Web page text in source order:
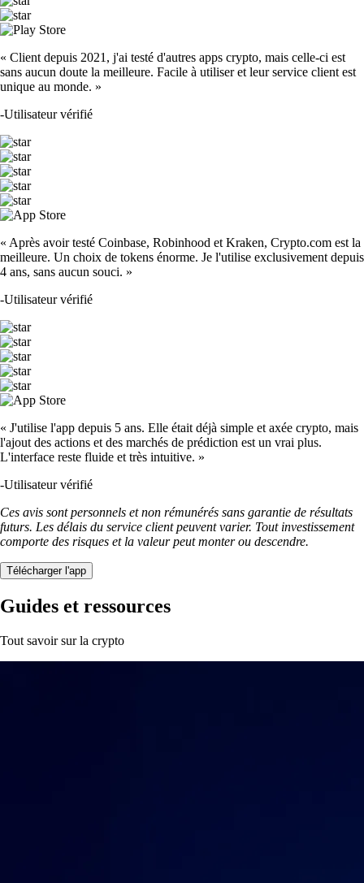
« Client depuis 2021, j'ai testé d'autres apps crypto, mais celle-ci est
sans aucun doute la meilleure. Facile à utiliser et leur service client est
unique au monde. »
-Utilisateur vérifié
« Après avoir testé Coinbase, Robinhood et Kraken, Crypto.com est la
meilleure. Un choix de tokens énorme. Je l'utilise exclusivement depuis
4 ans, sans aucun souci. »
-Utilisateur vérifié
« J'utilise l'app depuis 5 ans. Elle était déjà simple et axée crypto, mais
l'ajout des actions et des marchés de prédiction est un vrai plus.
L'interface reste fluide et très intuitive. »
-Utilisateur vérifié
Ces avis sont personnels et non rémunérés sans garantie de résultats
futurs. Les délais du service client peuvent varier. Tout investissement
comporte des risques et la valeur peut monter ou descendre.
Télécharger l'app
Guides et ressources
Tout savoir sur la crypto